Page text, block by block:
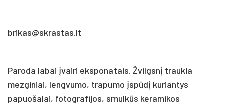
brikas@skrastas.lt
Paroda labai įvairi eksponatais. Žvilgsnį traukia
mezginiai, lengvumo, trapumo įspūdį kuriantys
papuošalai, fotografijos, smulkūs keramikos